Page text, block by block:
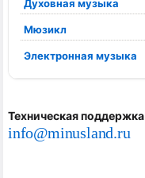
Духовная музыка
Мюзикл
Электронная музыка
Техническая поддержка
info@minusland.ru